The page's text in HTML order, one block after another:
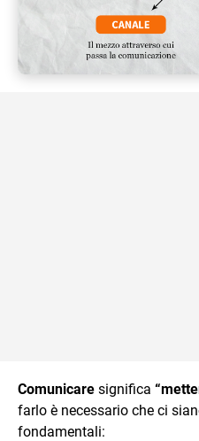
Comunicare significa
farlo è necessario che ci
fondamentali: